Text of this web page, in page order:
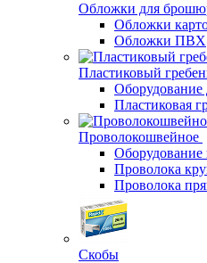
Обложки для
Обложки
Обложки ПВХ
Пластиковый
Оборудование
Пластиковая
Проволокошвейное
Оборудование
Проволока
Проволока
Скобы